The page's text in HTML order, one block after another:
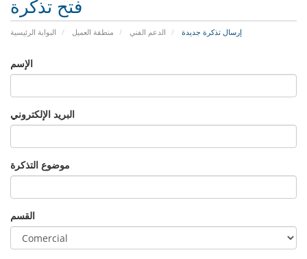
فتح تذكرة
البوابة الرئيسية منطقة العميل الدعم الفني إرسال تذكرة جديدة
الإسم
البريد الإلكتروني
موضوع التذكرة
القسم